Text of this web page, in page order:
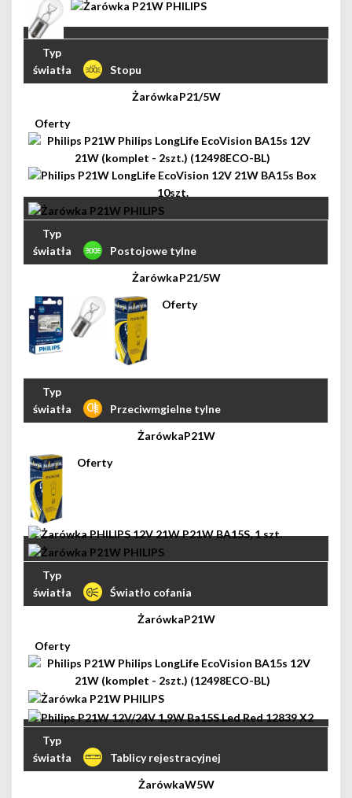
Stopu
P21/5W
Postojowe tylne
P21/5W
Przeciwmgielne tylne
P21W
Światło cofania
P21W
Tablicy rejestracyjnej
W5W